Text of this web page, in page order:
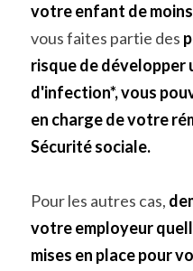
votre enfant de moins
vous faites partie des
risque de développer
d'infection*, vous
en charge de votre
Sécurité sociale.
Pour les autres cas,
votre employeur
mises en place pour